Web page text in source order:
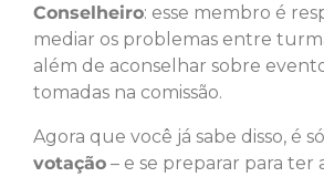
Conselheiro: esse membro é
mediar os problemas entre
além de aconselhar sobre
tomadas na comissão.
Agora que você já sabe disso, é só
votação – e se preparar para ter